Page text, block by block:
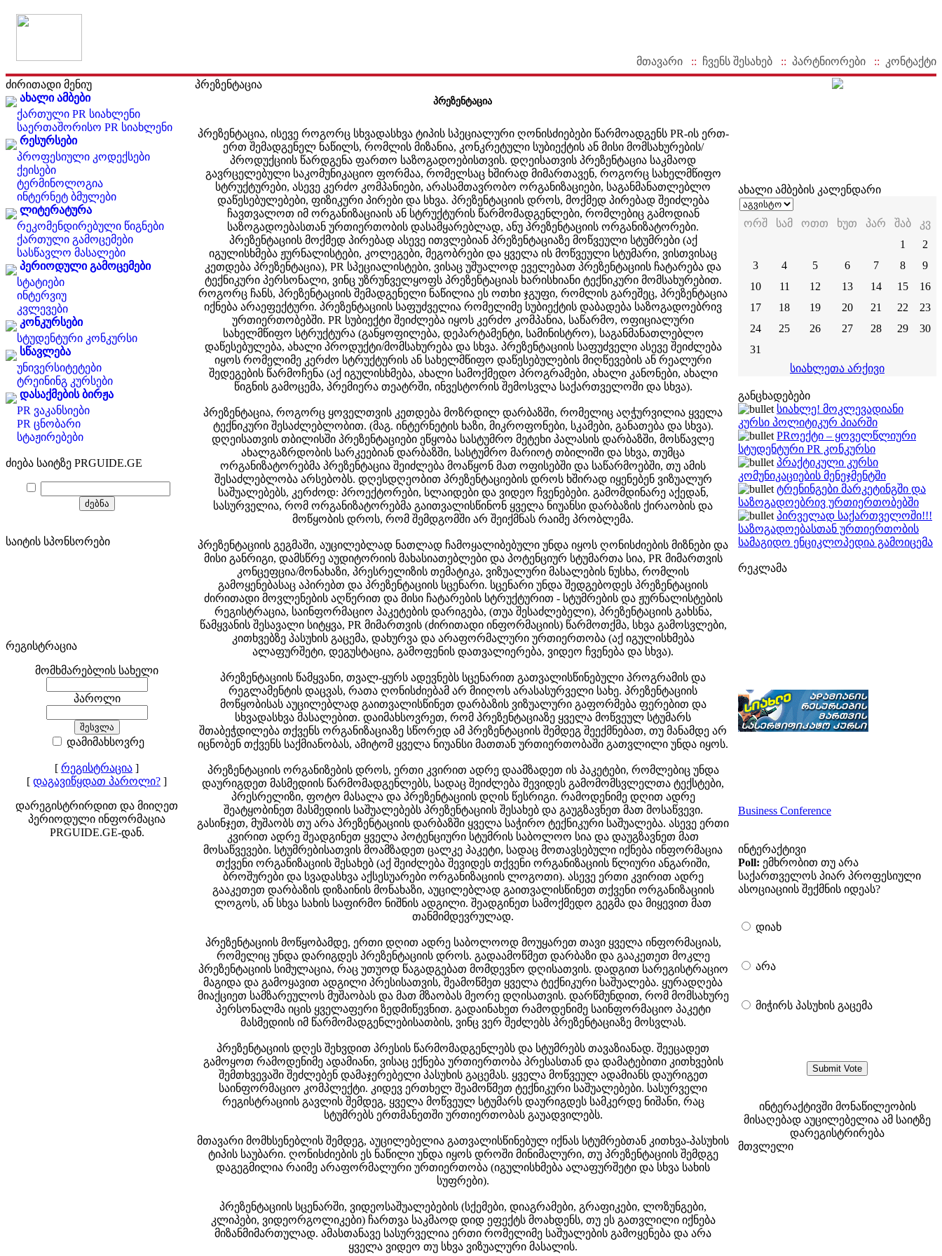
მთავარი :: ჩვენს შესახებ :: პარტნიორები :: კონტაქტი
ძირითადი მენიუ
ახალი ამბები
ქართული PR სიახლენი
საერთაშორისო PR სიახლენი
რესურსები
პროფესიული კოდექსები
ქეისები
ტერმინოლოგია
ინტერნეტ ბმულები
ლიტერატურა
რეკომენდირებული წიგნები
ქართული გამოცემები
სასწავლო მასალები
პერიოდული გამოცემები
სტატიები
ინტერვიუ
კვლევები
კონკურსები
სტუდენტური კონკურსი
სწავლება
უნივერსიტეტები
ტრეინინგ კურსები
დასაქმების ბირჟა
PR ვაკანსიები
PR ცნობარი
სტაჟირებები
ძიება საიტზე PRGUIDE.GE
საიტის სპონსორები
რეგისტრაცია
მომხმარებლის სახელი
პაროლი
დამიმახსოვრე
[ რეგისტრაცია ]
[ დაგავიწყდათ პაროლი? ]
დარეგისტრირდით და მიიღეთ
პერიოდული ინფორმაცია
PRGUIDE.GE-დან.
პრეზენტაცია
პრეზენტაცია
პრეზენტაცია, ისევე როგორც სხვადასხვა ტიპის სპეციალური ღონისძიებები წარმოადგენს PR-ის ერთ-
ერთ შემადგენელ ნაწილს, რომლის მიზანია, კონკრეტული სუბიექტის ან მისი მომსახურების/
პროდუქციის წარდგენა ფართო საზოგადოებისთვის. დღეისათვის პრეზენტაცია საკმაოდ
გავრცელებული საკომუნიკაციო ფორმაა, რომელსაც ხშირად მიმართავენ, როგორც სახელმწიფო
სტრუქტურები, ასევე კერძო კომპანიები, არასამთავრობო ორგანიზაციები, საგანმანათლებლო
დაწესებულებები, ფიზიკური პირები და სხვა. პრეზენტაციის დროს, მოქმედ პირებად შეიძლება
ჩავთვალოთ იმ ორგანიზაციაის ან სტრუქტურის წარმომადგენლები, რომლებიც გამოდიან
საზოგადოებასთან ურთიერთობის დასამყარებლად, ანუ პრეზენტაციის ორგანიზატორები.
პრეზენტაციის მოქმედ პირებად ასევე ითვლებიან პრეზენტაციაზე მოწვეული სტუმრები (აქ
იგულისხმება ჟურნალისტები, კოლეგები, მეგობრები და ყველა ის მოწვეული სტუმარი, ვისთვისაც
კეთდება პრეზენტაცია), PR სპეციალისტები, ვისაც უშუალოდ ეველებათ პრეზენტაციის ჩატარება და
ტექნიკური პერსონალი, ვინც უზრუნველყოფს პრეზენტაციას ხარისხიანი ტექნიკური მომსახურებით.
როგორც ჩანს, პრეზენტაციის შემადგენელი ნაწილია ეს ოთხი ჯგუფი, რომლის გარეშეც, პრეზენტაცია
იქნება არაეფექტური. პრეზენტაციის საფუძველია რომელიმე სუბიექტის დაბადება საზოგადოებრივ
ურთიერთობებში. PR სუბიექტი შეიძლება იყოს კერძო კომპანია, საწარმო, ოფიციალური
სახელმწიფო სტრუქტურა (განყოფილება, დეპარტამენტი, სამინისტრო), საგანმანათლებლო
დაწესებულება, ახალი პროდუქტი/მომსახურება და სხვა. პრეზენტაციის საფუძველი ასევე შეიძლება
იყოს რომელიმე კერძო სტრუქტურის ან სახელმწიფო დაწესებულების მიღწევების ან რეალური
შედეგების წარმოჩენა (აქ იგულისხმება, ახალი სამოქმედო პროგრამები, ახალი კანონები, ახალი
წიგნის გამოცემა, პრემიერა თეატრში, ინვესტორის შემოსვლა საქართველოში და სხვა).
პრეზენტაცია, როგორც ყოველთვის კეთდება მოზრდილ დარბაზში, რომელიც აღჭურვილია ყველა
ტექნიკური შესაძლებლობით. (მაგ. ინტერნეტის ხაზი, მიკროფონები, სკამები, განათება და სხვა).
დღეისათვის თბილისში პრეზენტაციები ეწყობა სასტუმრო მეტეხი პალასის დარბაზში, მოსწავლე
ახალგაზრდობის სარკეებიან დარბაზში, სასტუმრო მარიოტ თბილიში და სხვა, თუმცა
ორგანიზატორებმა პრეზენტაცია შეიძლება მოაწყონ მათ ოფისებში და საწარმოებში, თუ ამის
შესაძლებლობა არსებობს. დღესდღეობით პრეზენტაციების დროს ხშირად იყენებენ ვიზუალურ
საშუალებებს, კერძოდ: პროექტორები, სლაიდები და ვიდეო ჩვენებები. გამომდინარე აქედან,
სასურველია, რომ ორგანიზატორებმა გაითვალისწინონ ყველა ნიუანსი დარბაზის ქირაობის და
მოწყობის დროს, რომ შემდგომში არ შეიქმნას რაიმე პრობლემა.
პრეზენტაციის გეგმაში, აუცილებლად ნათლად ჩამოყალიბებული უნდა იყოს ღონისძიების მიზნები და
მისი განრიგი, დამსწრე აუდიტორიის მახასიათებლები და პოტენციურ სტუმართა სია, PR მიმართვის
კონცეფცია/მონახაზი, პრესრელიზის თემატიკა, ვიზუალური მასალების ნუსხა, რომლის
გამოყენებასაც აპირებთ და პრეზენტაციის სცენარი. სცენარი უნდა შედგებოდეს პრეზენტაციის
ძირითადი მოვლენების აღწერით და მისი ჩატარების სტრუქტურით - სტუმრების და ჟურნალისტების
რეგისტრაცია, საინფორმაციო პაკეტების დარიგება, (თუა შესაძლებელი), პრეზენტაციის გახსნა,
წამყვანის შესავალი სიტყვა, PR მიმართვის (ძირითადი ინფორმაციის) წარმოთქმა, სხვა გამოსვლები,
კითხვებზე პასუხის გაცემა, დახურვა და არაფორმალური ურთიერთობა (აქ იგულისხმება
ალაფურშეტი, დეგუსტაცია, გამოფენის დათვალიერება, ვიდეო ჩვენება და სხვა).
პრეზენტაციის წამყვანი, თვალ-ყურს ადევნებს სცენარით გათვალისწინებული პროგრამის და
რეგლამენტის დაცვას, რათა ღონისძიებამ არ მიიღოს არასასურველი სახე. პრეზენტაციის
მოწყობისას აუცილებლად გაითვალისწინეთ დარბაზის ვიზუალური გაფორმება ფერებით და
სხვადასხვა მასალებით. დაიმახსოვრეთ, რომ პრეზენტაციაზე ყველა მოწვეულ სტუმარს
შთაბეჭდილება თქვენს ორგანიზაციაზე სწორედ ამ პრეზენტაციის შემდეგ შეექმნებათ, თუ მანამდე არ
იცნობენ თქვენს საქმიანობას, ამიტომ ყველა ნიუანსი მათთან ურთიერთობაში გათვლილი უნდა იყოს.
პრეზენტაციის ორგანიზების დროს, ერთი კვირით ადრე დაამზადეთ ის პაკეტები, რომლებიც უნდა
დაურიგდეთ მასმედიის წარმომადგენლებს, სადაც შეიძლება შევიდეს გამომომსვლელთა ტექსტები,
პრესრელიზი, ფოტო მასალა და პრეზენტაციის დღის წესრიგი. რამოდენიმე დღით ადრე
შეატყობინეთ მასმედიის საშუალებებს პრეზენტაციის შესახებ და გაუგზავნეთ მათ მოსაწვევი.
გასინჯეთ, მუშაობს თუ არა პრეზენტაციის დარბაზში ყველა საჭირო ტექნიკური საშუალება. ასევე ერთი
კვირით ადრე შეადგინეთ ყველა პოტენციური სტუმრის საბოლოო სია და დაუგზავნეთ მათ
მოსაწვევები. სტუმრებისათვის მოამზადეთ ცალკე პაკეტი, სადაც მოთავსებული იქნება ინფორმაცია
თქვენი ორგანიზაციის შესახებ (აქ შეიძლება შევიდეს თქვენი ორგანიზაციის წლიური ანგარიში,
ბროშურები და სვადასხვა აქსესუარები ორგანიზაციის ლოგოთი). ასევე ერთი კვირით ადრე
გააკეთეთ დარბაზის დიზაინის მონახაზი, აუცილებლად გაითვალისწინეთ თქვენი ორგანიზაციის
ლოგოს, ან სხვა სახის საფირმო ნიშნის ადგილი. შეადგინეთ სამოქმედო გეგმა და მიყევით მათ
თანმიმდევრულად.
პრეზენტაციის მოწყობამდე, ერთი დღით ადრე საბოლოოდ მოუყარეთ თავი ყველა ინფორმაციას,
რომელიც უნდა დარიგდეს პრეზენტაციის დროს. გადაამოწმეთ დარბაზი და გააკეთეთ მოკლე
პრეზენტაციის სიმულაცია, რაც უთუოდ წაგადგებათ მომდევნო დღისათვის. დადგით სარეგისტრაციო
მაგიდა და გამოყავით ადგილი პრესისათვის, შეამოწმეთ ყველა ტექნიკური საშუალება. ყურადღება
მიაქციეთ სამზარეულოს მუშაობას და მათ მზაობას მეორე დღისათვის. დარწმუნდით, რომ მომსახურე
პერსონალმა იცის ყველაფერი ზედმიწევნით. გადაინახეთ რამოდენიმე საინფორმაციო პაკეტი
მასმედიის იმ წარმომადგენლებისათბის, ვინც ვერ შეძლებს პრეზენტაციაზე მოსვლას.
პრეზენტაციის დღეს შეხვდით პრესის წარმომადგენლებს და სტუმრებს თავაზიანად. შეეცადეთ
გამოყოთ რამოდენიმე ადამიანი, ვისაც ექნება ურთიერთობა პრესასთან და დამატებითი კითხვების
შემთხვევაში შეძლებენ დამაჯერებელი პასუხის გაცემას. ყველა მოწვეულ ადამიანს დაურიგეთ
საინფორმაციო კომპლექტი. კიდევ ერთხელ შეამოწმეთ ტექნიკური საშუალებები. სასურველი
რეგისტრაციის გავლის შემდეგ, ყველა მოწვეულ სტუმარს დაურიგდეს სამკერდე ნიშანი, რაც
სტუმრებს ერთმანეთში ურთიერთობას გაუადვილებს.
მთავარი მომხსენებლის შემდეგ, აუცილებელია გათვალისწინებულ იქნას სტუმრებთან კითხვა-პასუხის
ტიპის საუბარი. ღონისძიების ეს ნაწილი უნდა იყოს დროში მინიმალური, თუ პრეზენტაციის შემდგე
დაგეგმილია რაიმე არაფორმალური ურთიერთობა (იგულისხმება ალაფურშეტი და სხვა სახის
სუფრები).
პრეზენტაციის სცენარში, ვიდეოსაშუალებების (სქემები, დიაგრამები, გრაფიკები, ლოზუნგები,
კლიპები, ვიდეორგოლიკები) ჩართვა საკმაოდ დიდ ეფექტს მოახდენს, თუ ეს გათვლილი იქნება
მიზანმიმართულად. ამასთანავე სასურველია ერთი რომელიმე საშუალების გამოყენება და არა
ყველა ვიდეო თუ სხვა ვიზუალური მასალის.
ახალი ამბების კალენდარი
ორშ სამ ოთთ ხუთ პარ შაბ
კვ
1
2
3
4 5 6 7 8
9
10
11 12 13 14 15
16
17
18 19 20 21 22
23
24
25 26 27 28 29
30
31
სიახლეთა არქივი
განცხადებები
სიახლე! მოკლევადიანი
კურსი პოლიტიკურ პიარში
PRოექტი – ყოველწლიური
სტუდენტური PR კონკურსი
პრაქტიკული კურსი
კომუნიკაციების მენეჯმენტში
ტრენინგები მარკეტინგში და
საზოგადოებრივ ურთიერთობებში
პირველად საქართველოში!!!
საზოგადოებასთან ურთიერთობის
სამაგიდო ენციკლოპედია გამოიცემა
რეკლამა
Business Conference
ინტერაქტივი
Poll: ემხრობით თუ არა
საქართველოს პიარ პროფესიული
ასოციაციის შექმნის იდეას?
დიახ
არა
მიჭირს პასუხის გაცემა
ინტერაქტივში მონაწილეობის
მისაღებად აუცილებელია ამ საიტზე
დარეგისტრირება
მთვლელი